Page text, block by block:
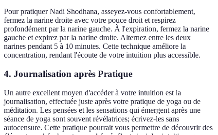
Pour pratiquer Nadi Shodhana, asseyez-vous confortablement,
fermez la narine droite avec votre pouce droit et respirez
profondément par la narine gauche. À l'expiration, fermez la narine
gauche et expirez par la narine droite. Alternez entre les deux
narines pendant 5 à 10 minutes. Cette technique améliore la
concentration, rendant l'écoute de votre intuition plus accessible.
4. Journalisation après Pratique
Un autre excellent moyen d'accéder à votre intuition est la
journalisation, effectuée juste après votre pratique de yoga ou de
méditation. Les pensées et les sensations qui émergent après une
séance de yoga sont souvent révélatrices; écrivez-les sans
autocensure. Cette pratique pourrait vous permettre de découvrir des